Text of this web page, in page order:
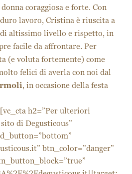
coraggiosa e forte. Con
lavoro, Cristina è riuscita a
altissimo livello e rispetto, in
facile da affrontare. Per
(e voluta fortemente) come
felici di averla con noi dal
, in occasione della festa
h2=”Per ulteriori
di Degusticous”
btn_color=”danger”